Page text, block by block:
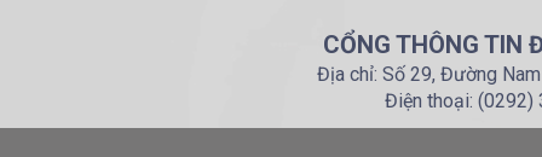
CỔNG THÔNG TIN
Địa chỉ: Số 29, Đường
Điện thoại: (0292)